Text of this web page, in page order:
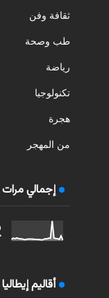
ثقافة وفن
طب وصحة
رياضة
تكنولوجيا
هجرة
من المهجر
إجمالي
أقاليم إيطاليا